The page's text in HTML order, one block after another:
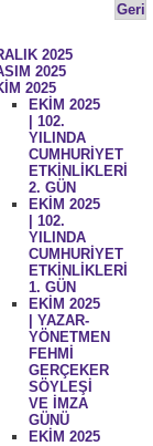
Geri
2025
2025
2025
EKİM 2025
| 102.
YILINDA
CUMHURİYET
ETKİNLİKLERİ
2. GÜN
EKİM 2025
| 102.
YILINDA
CUMHURİYET
ETKİNLİKLERİ
1. GÜN
EKİM 2025
| YAZAR-
YÖNETMEN
FEHMİ
GERÇEKER
SÖYLEŞİ
VE İMZA
GÜNÜ
EKİM 2025